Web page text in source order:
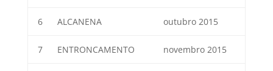
6 ALCANENA outubro 2015
7 ENTRONCAMENTO novembro 2015